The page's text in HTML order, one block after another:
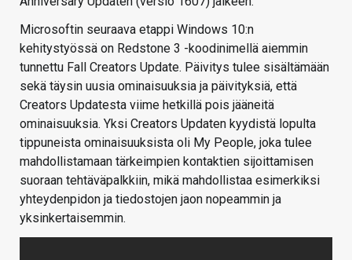
Microsoftin seuraava etappi Windows 10:n
kehitystyössä on Redstone 3 -koodinimellä aiemmin
tunnettu Fall Creators Update. Päivitys tulee sisältämään
sekä täysin uusia ominaisuuksia ja päivityksiä, että
Creators Updatesta viime hetkillä pois jääneitä
ominaisuuksia. Yksi Creators Updaten kyydistä lopulta
tippuneista ominaisuuksista oli My People, joka tulee
mahdollistamaan tärkeimpien kontaktien sijoittamisen
suoraan tehtäväpalkkiin, mikä mahdollistaa esimerkiksi
yhteydenpidon ja tiedostojen jaon nopeammin ja
yksinkertaisemmin.